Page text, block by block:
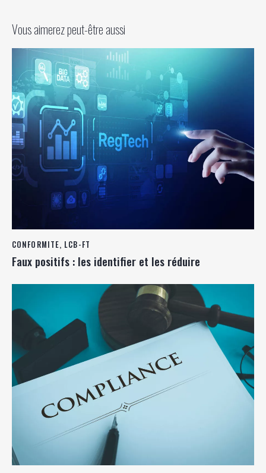
Vous aimerez peut-être aussi
CONFORMITE, LCB-FT
Faux positifs : les identifier et les réduire